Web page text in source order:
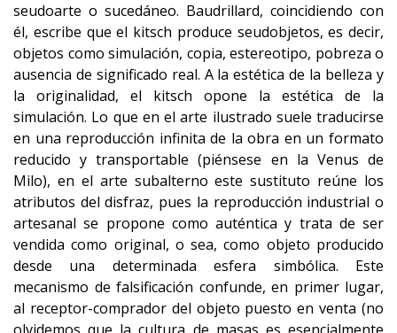
seudoarte o sucedáneo. Baudrillard, coincidiendo con
él, escribe que el kitsch produce seudobjetos, es decir,
objetos como simulación, copia, estereotipo, pobreza o
ausencia de significado real. A la estética de la belleza y
la originalidad, el kitsch opone la estética de la
simulación. Lo que en el arte ilustrado suele traducirse
en una reproducción infinita de la obra en un formato
reducido y transportable (piénsese en la Venus de
Milo), en el arte subalterno este sustituto reúne los
atributos del disfraz, pues la reproducción industrial o
artesanal se propone como auténtica y trata de ser
vendida como original, o sea, como objeto producido
desde una determinada esfera simbólica. Este
mecanismo de falsificación confunde, en primer lugar,
al receptor-comprador del objeto puesto en venta (no